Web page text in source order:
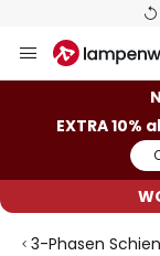
Inhalt
EXTRA 10%
3-Phasen